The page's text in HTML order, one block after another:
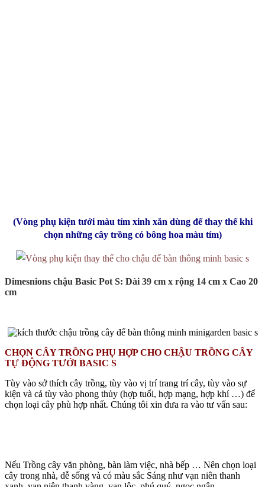
(Vòng phụ kiện tưới màu tím xinh xắn dùng để thay thế khi
chọn những cây trồng có bông hoa màu tím)
Dimesnions chậu Basic Pot S: Dài 39 cm x rộng 14 cm x Cao 20
cm
CHỌN CÂY TRỒNG PHỤ HỢP CHO CHẬU TRỒNG CÂY
TỰ ĐỘNG TƯỚI BASIC S
Tùy vào sở thích cây trồng, tùy vào vị trí trang trí cây, tùy vào sự
kiện và cả tùy vào phong thủy (hợp tuổi, hợp mạng, hợp khí …) để
chọn loại cây phù hợp nhất. Chúng tôi xin đưa ra vào tư vấn sau:
Nếu Trồng cây văn phòng, bàn làm việc, nhà bếp … Nên chọn loại
cây trong nhà, dễ sống và có màu sắc Sáng như vạn niên thanh